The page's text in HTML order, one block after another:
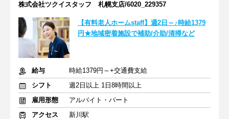
株式会社ツクイスタッフ 札幌支店/6020_229357
【有料老人ホームstaff】週2日～♪時給1379
円★地域密着施設で補助/介助/清掃など
給与
時給1379円～+交通費支給
シフト
週2日以上 1日8時間以上
雇用形態
アルバイト・パート
アクセス
新川駅